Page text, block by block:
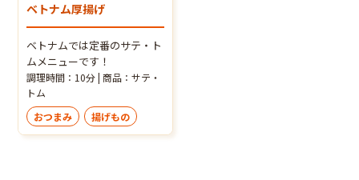
ベトナム厚揚げ
ベトナムでは定番のサテ・ト
ムメニューです！
調理時間：10分 | 商品：サテ・
トム
おつまみ
揚げもの